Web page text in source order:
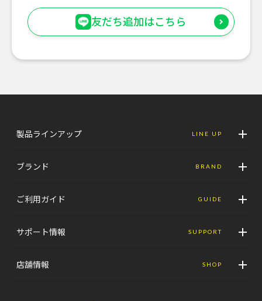
友だち追加はこちら
製品ラインアップ LINE UP
ブランド BRAND
ご利用ガイド GUIDE
サポート情報 SUPPORT
店舗情報 SHOP